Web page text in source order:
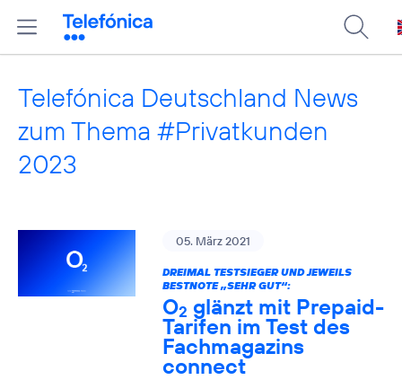
Telefónica Deutschland News
zum Thema #Privatkunden
2023
05. März 2021
DREIMAL TESTSIEGER UND JEWEILS
BESTNOTE „SEHR GUT“:
O2 glänzt mit Prepaid-
Tarifen im Test des
Fachmagazins
connect